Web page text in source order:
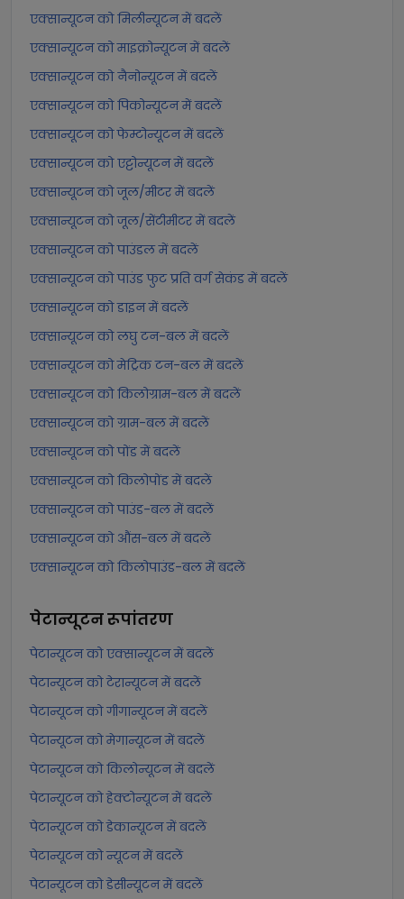
एक्सान्यूटन को मिलीन्यूटन में बदलें
एक्सान्यूटन को माइक्रोन्यूटन में बदलें
एक्सान्यूटन को नैनोन्यूटन में बदलें
एक्सान्यूटन को पिकोन्यूटन में बदलें
एक्सान्यूटन को फेम्टोन्यूटन में बदलें
एक्सान्यूटन को एट्टोन्यूटन में बदलें
एक्सान्यूटन को जूल/मीटर में बदलें
एक्सान्यूटन को जूल/सेंटीमीटर में बदलें
एक्सान्यूटन को पाउंडल में बदलें
एक्सान्यूटन को पाउंड फुट प्रति वर्ग सेकंड में बदलें
एक्सान्यूटन को डाइन में बदलें
एक्सान्यूटन को लघु टन-बल में बदलें
एक्सान्यूटन को मेट्रिक टन-बल में बदलें
एक्सान्यूटन को किलोग्राम-बल में बदलें
एक्सान्यूटन को ग्राम-बल में बदलें
एक्सान्यूटन को पोंड में बदलें
एक्सान्यूटन को किलोपोंड में बदलें
एक्सान्यूटन को पाउंड-बल में बदलें
एक्सान्यूटन को औंस-बल में बदलें
एक्सान्यूटन को किलोपाउंड-बल में बदलें
पेटान्यूटनरूपांतरण
पेटान्यूटन को एक्सान्यूटन में बदलें
पेटान्यूटन को टेरान्यूटन में बदलें
पेटान्यूटन को गीगान्यूटन में बदलें
पेटान्यूटन को मेगान्यूटन में बदलें
पेटान्यूटन को किलोन्यूटन में बदलें
पेटान्यूटन को हेक्टोन्यूटन में बदलें
पेटान्यूटन को डेकान्यूटन में बदलें
पेटान्यूटन को न्यूटन में बदलें
पेटान्यूटन को डेसीन्यूटन में बदलें